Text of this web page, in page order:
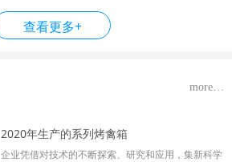
查看更多+
more…
2020年生产的系列烤禽箱
企业凭借对技术的不断探索、研究和应用，集新科学